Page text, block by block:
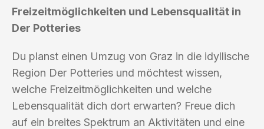
Freizeitmöglichkeiten und Lebensqualität in
Der Potteries
Du planst einen Umzug von Graz in die idyllische
Region Der Potteries und möchtest wissen,
welche Freizeitmöglichkeiten und welche
Lebensqualität dich dort erwarten? Freue dich
auf ein breites Spektrum an Aktivitäten und eine